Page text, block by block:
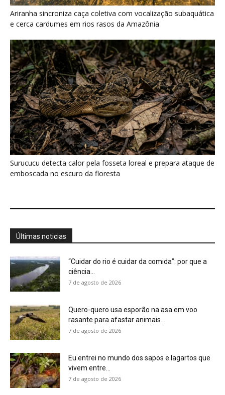
emboscada no escuro da floresta
Últimas noticias
“Cuidar do rio é cuidar da comida”: por que a
ciência...
7 de agosto de 2026
Quero-quero usa esporão na asa em voo
rasante para afastar animais...
7 de agosto de 2026
A Amazônia não entra em colapso com a
7 de agosto de 2026
7 de agosto de 2026